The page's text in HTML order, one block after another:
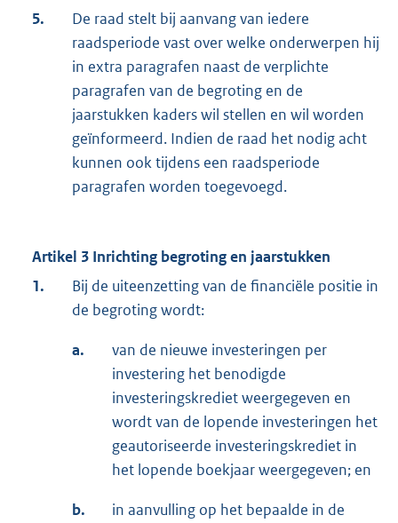
5.
De raad stelt bij aanvang van iedere
raadsperiode vast over welke onderwerpen hij
in extra paragrafen naast de verplichte
paragrafen van de begroting en de
jaarstukken kaders wil stellen en wil worden
geïnformeerd. Indien de raad het nodig acht
kunnen ook tijdens een raadsperiode
paragrafen worden toegevoegd.
Artikel 3 Inrichting begroting en jaarstukken
1.
Bij de uiteenzetting van de financiële positie in
de begroting wordt:
a.
van de nieuwe investeringen per
investering het benodigde
investeringskrediet weergegeven en
wordt van de lopende investeringen het
geautoriseerde investeringskrediet in
het lopende boekjaar weergegeven; en
b.
in aanvulling op het bepaalde in de